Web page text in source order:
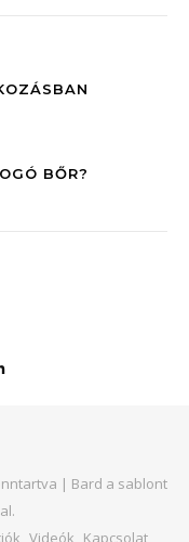
BŐR?
| Bard a sablont
.
Videók Kapcsolat